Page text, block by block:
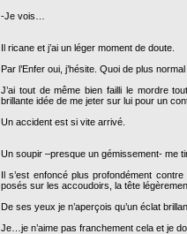
-Je vois…
Il ricane et j’ai un léger moment de doute.
Par l’Enfer oui, j’hésite. Quoi de plus
J’ai tout de même bien failli le mordre
brillante idée de me jeter sur lui pour un
Un accident est si vite arrivé.
Un soupir –presque un gémissement- me
Il s’est enfoncé plus profondément
posés sur les accoudoirs, la tête
De ses yeux je n’aperçois qu’un éclat
Je…je n’aime pas franchement cela et je